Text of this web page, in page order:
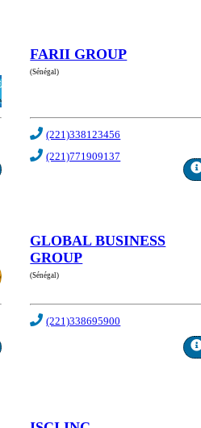
FARII GROUP
(Sénégal)
(221)338123456
(221)771909137
GLOBAL BUSINESS
GROUP
(Sénégal)
(221)338695900